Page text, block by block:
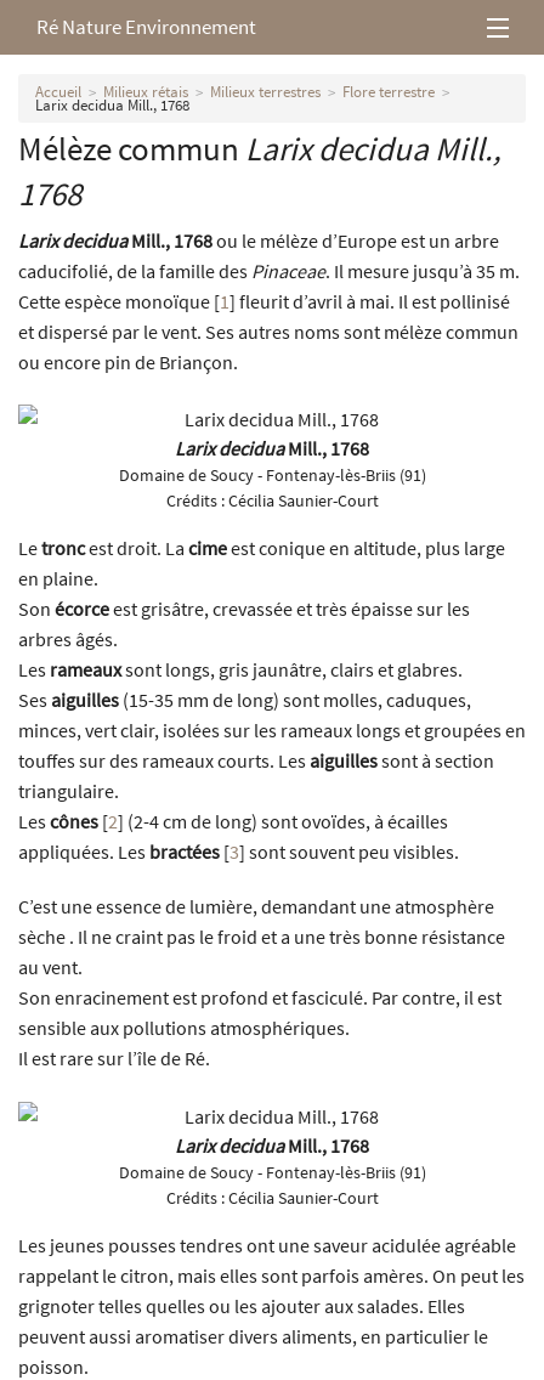
Ré Nature Environnement
L’association
Milieux rétais
Nos parutions
Accueil Milieux rétais Milieux terrestres Flore terrestre
Larix decidua Mill., 1768
Mélèze commun Larix deciduaMill.,
1768
Larix deciduaMill., 1768ou le mélèze d’Europe est un arbre
caducifolié, de la famille des Pinaceae. Il mesure jusqu’à 35 m.
Cette espèce monoïque [1] fleurit d’avril à mai. Il est pollinisé
et dispersé par le vent. Ses autres noms sont mélèze commun
ou encore pin de Briançon.
Larix deciduaMill., 1768
Domaine de Soucy - Fontenay-lès-Briis (91)
Crédits :Cécilia Saunier-Court
Letroncest droit. La cimeest conique en altitude, plus large
en plaine.
Son écorceest grisâtre, crevassée et très épaisse sur les
arbres âgés.
Les rameauxsont longs, gris jaunâtre, clairs et glabres.
Ses aiguilles (15-35 mm de long) sont molles, caduques,
minces, vert clair, isolées sur les rameaux longs et groupées en
touffes sur des rameaux courts. Les aiguillessont à section
triangulaire.
Lescônes [2] (2-4 cm de long) sont ovoïdes, à écailles
appliquées. Les bractées [3] sont souvent peu visibles.
C’est une essence de lumière, demandant une atmosphère
sèche . Il ne craint pas le froid et a une très bonne résistance
au vent.
Son enracinement est profond et fasciculé. Par contre, il est
sensible aux pollutions atmosphériques.
Il est rare sur l’île de Ré.
Larix deciduaMill., 1768
Domaine de Soucy - Fontenay-lès-Briis (91)
Crédits :Cécilia Saunier-Court
Les jeunes pousses tendres ont une saveur acidulée agréable
rappelant le citron, mais elles sont parfois amères. On peut les
grignoter telles quelles ou les ajouter aux salades. Elles
peuvent aussi aromatiser divers aliments, en particulier le
poisson.